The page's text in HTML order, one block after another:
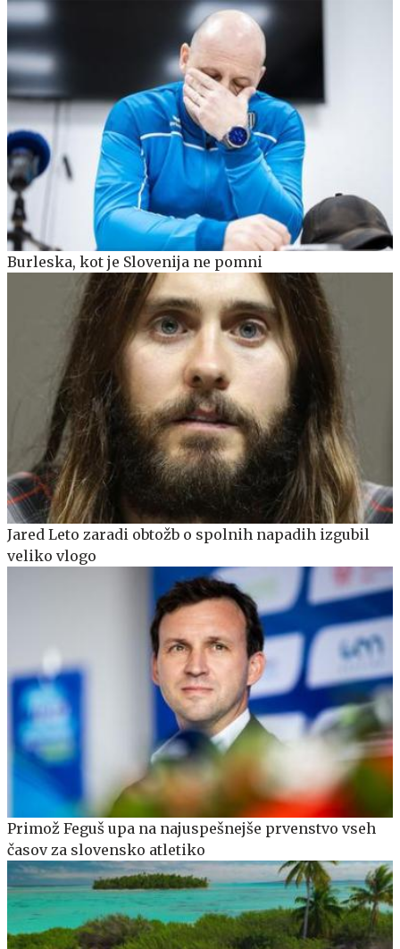
Burleska, kot je Slovenija ne pomni
Jared Leto zaradi obtožb o spolnih napadih izgubil
veliko vlogo
Primož Feguš upa na najuspešnejše prvenstvo vseh
časov za slovensko atletiko